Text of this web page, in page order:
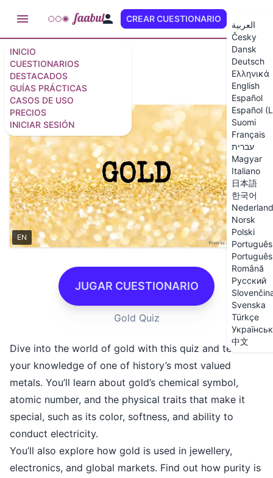
INICIO
CUESTIONARIOS
DESTACADOS
GUÍAS PRÁCTICAS
CASOS DE USO
PRECIOS
INICIAR SESIÓN
CREAR CUESTIONARIO
العربية
Česky
Dansk
Deutsch
Ελληνικά
English
Español
Español
Suomi
Français
עברית
Magyar
Italiano
日本語
한국어
Norsk
Polski
Română
Русский
Svenska
Türkçe
中文
Gold Quiz
11 preguntas / 12 diapositivas
EN
JUGAR CUESTIONARIO
Gold Quiz
Dive into the world of gold with this quiz and test
your knowledge of one of history’s most valued
metals. You’ll learn about gold’s chemical symbol,
atomic number, and the physical traits that make it
special, such as its color, softness, and ability to
conduct electricity.
You’ll also explore how gold is used in jewellery,
electronics, and global markets. Find out how purity is